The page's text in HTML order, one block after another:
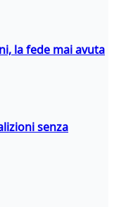
la fede mai avuta
senza